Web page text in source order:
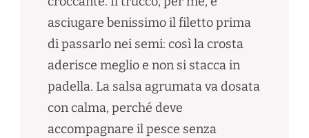
asciugare benissimo il filetto prima
di passarlo nei semi: così la crosta
aderisce meglio e non si stacca in
padella. La salsa agrumata va dosata
con calma, perché deve
accompagnare il pesce senza